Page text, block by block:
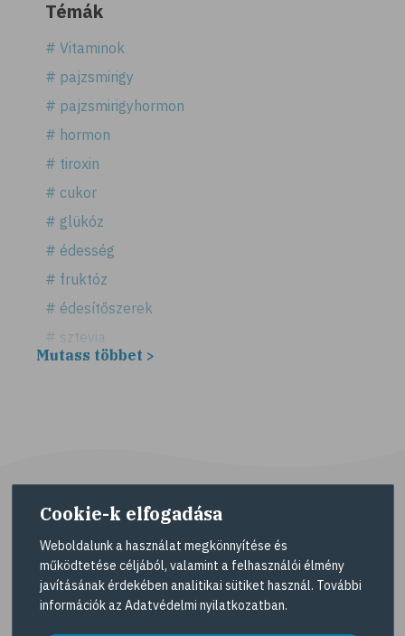
Témák
# Vitaminok
# pajzsmirigy
# pajzsmirigyhormon
# hormon
# tiroxin
# cukor
# glükóz
# édesség
# fruktóz
# édesítőszerek
# sztevia
# fogadalom
# életmódváltás
# célkitűzés
# étkezési napló
# hal
# egészséges táplálkozás
Mutass többet >
A Gyöngy gyógyszertárat közforgalmú
gyógyszertárként üzemeltető egyes gazdasági
társaságok felelnek az adott gyógyszertár
Cookie-k elfogadása
Weboldalunk a használat megkönnyítése és
működtetése céljából, valamint a felhasználói élmény
javításának érdekében analitikai sütiket használ. További
információk az Adatvédelmi nyilatkozatban.